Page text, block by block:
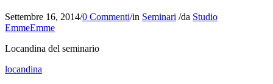
Settembre 16, 2014/0 Commenti/in Seminari /da Studio
EmmeEmme
Locandina del seminario
locandina